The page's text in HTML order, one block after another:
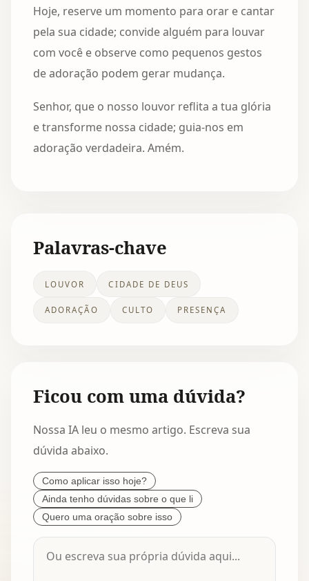
Hoje, reserve um momento para orar e cantar
pela sua cidade; convide alguém para louvar
com você e observe como pequenos gestos
de adoração podem gerar mudança.
Senhor, que o nosso louvor reflita a tua glória
e transforme nossa cidade; guia-nos em
adoração verdadeira. Amém.
Palavras-chave
LOUVOR CIDADE DE DEUS
ADORAÇÃO CULTO PRESENÇA
Ficou com uma dúvida?
Nossa IA leu o mesmo artigo. Escreva sua
dúvida abaixo.
Como aplicar isso hoje?
Ainda tenho dúvidas sobre o que li
Quero uma oração sobre isso